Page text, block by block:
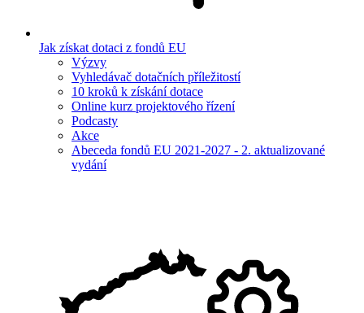
Jak získat dotaci z fondů EU
Výzvy
Vyhledávač dotačních příležitostí
10 kroků k získání dotace
Online kurz projektového řízení
Podcasty
Akce
Abeceda fondů EU 2021-2027 - 2. aktualizované
vydání